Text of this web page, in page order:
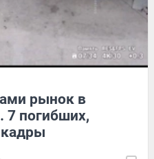
рынок в
7 погибших,